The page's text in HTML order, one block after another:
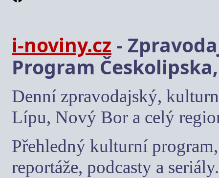
i-noviny.cz -
Program
Denní zpravodajský,
Lípu, Nový Bor a celý
Přehledný kulturní
reportáže, podcasty a seriály.